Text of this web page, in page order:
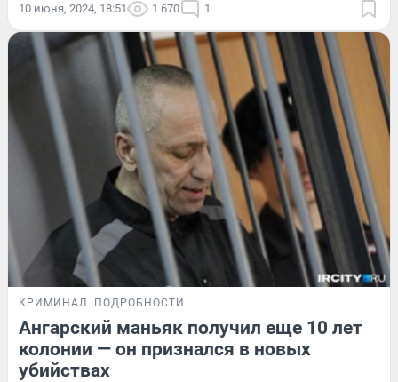
10 июня, 2024, 18:51 1 670 1
КРИМИНАЛ ПОДРОБНОСТИ
Ангарский маньяк получил еще 10 лет
колонии — он признался в новых
убийствах